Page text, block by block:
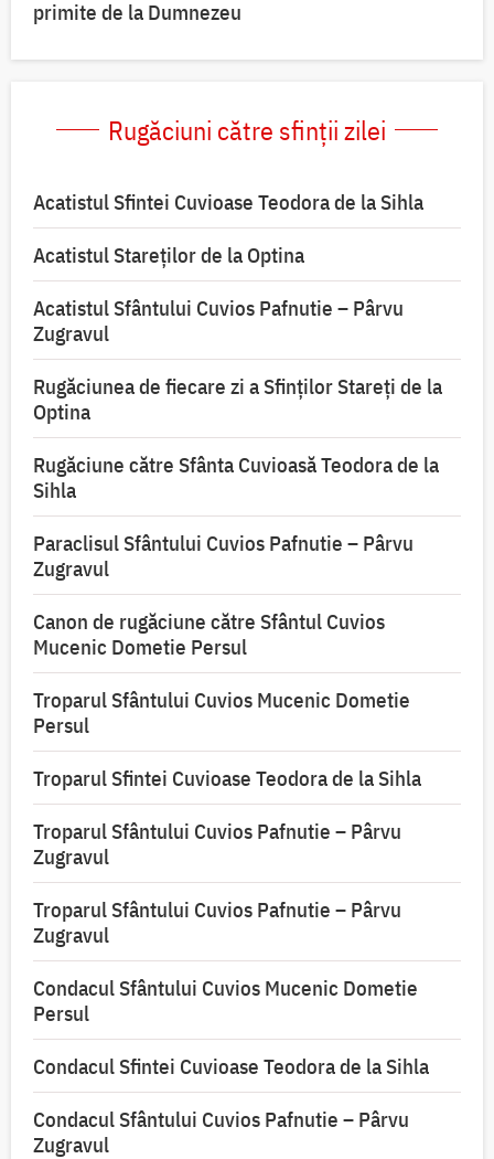
primite de la Dumnezeu
Rugăciuni către sfinții zilei
Acatistul Sfintei Cuvioase Teodora de la Sihla
Acatistul Stareţilor de la Optina
Acatistul Sfântului Cuvios Pafnutie – Pârvu
Zugravul
Rugăciunea de fiecare zi a Sfinților Stareți de la
Optina
Rugăciune către Sfânta Cuvioasă Teodora de la
Sihla
Paraclisul Sfântului Cuvios Pafnutie – Pârvu
Zugravul
Canon de rugăciune către Sfântul Cuvios
Mucenic Dometie Persul
Troparul Sfântului Cuvios Mucenic Dometie
Persul
Troparul Sfintei Cuvioase Teodora de la Sihla
Troparul Sfântului Cuvios Pafnutie – Pârvu
Zugravul
Troparul Sfântului Cuvios Pafnutie – Pârvu
Zugravul
Condacul Sfântului Cuvios Mucenic Dometie
Persul
Condacul Sfintei Cuvioase Teodora de la Sihla
Condacul Sfântului Cuvios Pafnutie – Pârvu
Zugravul